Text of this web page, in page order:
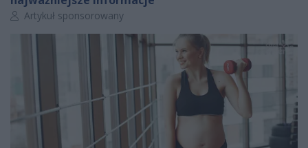
Autor artykułu:
Artykuł sponsorowany